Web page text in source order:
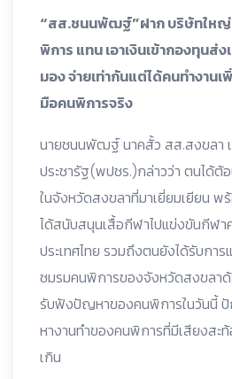
“สส.ชนนพัฒฐ์”ฝาก บริษัทใหญ่
พิการ แทน เอาเงินเข้ากองทุนส่
มอง จ่ายเท่ากันแต่ได้คนทำงาน
มือคนพิการจริง
นายชนนพัฒฐ์ นาคสั้ว สส.สงขลา
ประชารัฐ(พปชร.)กล่าวว่า ตนได้ต้
ในจังหวัดสงขลาที่มาเยี่ยมเยียน
ได้สนับสนุนเสื้อกีฬาไปแข่งขันกีฬ
ประเทศไทย รวมถึงตนยังได้รับกา
ชมรมคนพิการของจังหวัดสงขลา
รับฟังปัญหาของคนพิการในวันนี้
หางานทำของคนพิการที่มีเสียงสะ
เกิน